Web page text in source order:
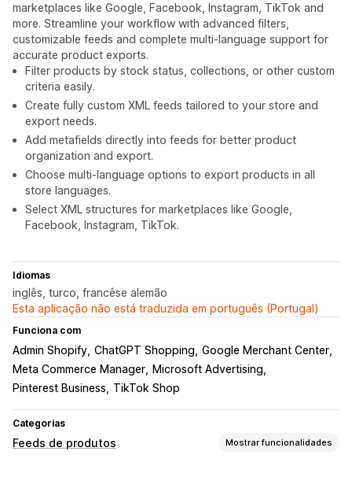
marketplaces like Google, Facebook, Instagram, TikTok and
more. Streamline your workflow with advanced filters,
customizable feeds and complete multi-language support for
accurate product exports.
Filter products by stock status, collections, or other custom
criteria easily.
Create fully custom XML feeds tailored to your store and
export needs.
Add metafields directly into feeds for better product
organization and export.
Choose multi-language options to export products in all
store languages.
Select XML structures for marketplaces like Google,
Facebook, Instagram, TikTok.
Idiomas
inglês, turco, francêse alemão
Esta aplicação não está traduzida em português (Portugal)
Funciona com
Admin Shopify ChatGPT Shopping Google Merchant Center
Meta Commerce Manager
Microsoft Advertising
Pinterest Business
TikTok Shop
Categorias
Feeds de produtos Mostrar funcionalidades